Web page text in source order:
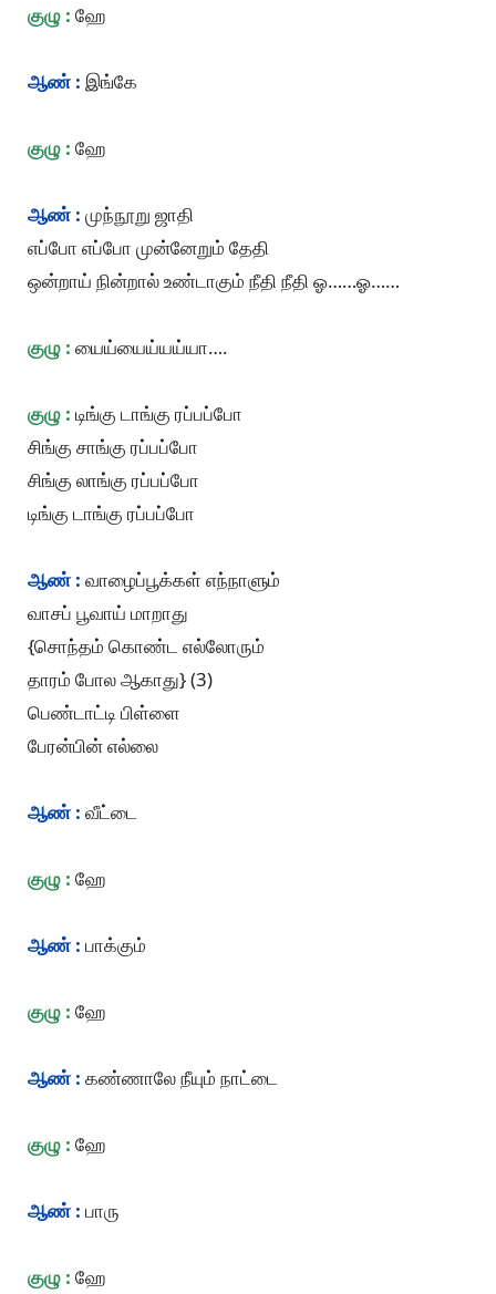
குழு : ஹே
ஆண் : இங்கே
குழு : ஹே
ஆண் : முந்நூறு ஜாதி
எப்போ எப்போ முன்னேறும் தேதி
ஒன்றாய் நின்றால் உண்டாகும் நீதி நீதி ஓ……ஓ……
குழு : யைய்யைய்யய்யா….
குழு : டிங்கு டாங்கு ரப்பப்போ
சிங்கு சாங்கு ரப்பப்போ
சிங்கு லாங்கு ரப்பப்போ
டிங்கு டாங்கு ரப்பப்போ
ஆண் : வாழைப்பூக்கள் எந்நாளும்
வாசப் பூவாய் மாறாது
{சொந்தம் கொண்ட எல்லோரும்
தாரம் போல ஆகாது} (3)
பெண்டாட்டி பிள்ளை
பேரன்பின் எல்லை
ஆண் : வீட்டை
குழு : ஹே
ஆண் : பாக்கும்
குழு : ஹே
ஆண் : கண்ணாலே நீயும் நாட்டை
குழு : ஹே
ஆண் : பாரு
குழு : ஹே